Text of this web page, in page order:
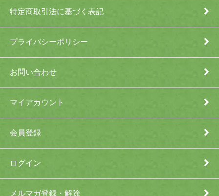
特定商取引法に基づく表記
プライバシーポリシー
お問い合わせ
マイアカウント
会員登録
ログイン
メルマガ登録・解除